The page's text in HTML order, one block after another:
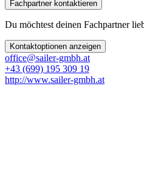
Fachpartner kontaktieren
Du möchtest deinen Fachpartner
Kontaktoptionen anzeigen
office@sailer-gmbh.at
+43 (699) 195 309 19
http://www.sailer-gmbh.at